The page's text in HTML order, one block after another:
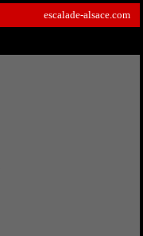
escalade-alsace.com